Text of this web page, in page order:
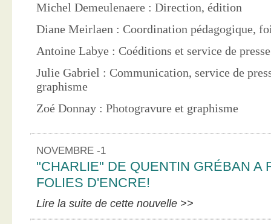
Michel Demeulenaere : Direction, édition
Diane Meirlaen : Coordination pédagogique,
Antoine Labye : Coéditions et service de
Julie Gabriel : Communication, service de
graphisme
Zoé Donnay : Photogravure et graphisme
NOVEMBRE -1
"CHARLIE" DE QUENTIN GRÉBAN A
FOLIES D'ENCRE!
Lire la suite de cette nouvelle >>